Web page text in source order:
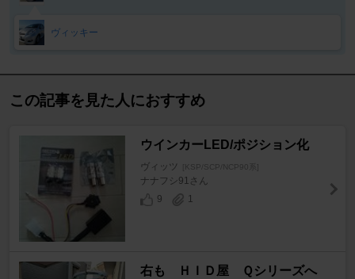
ヴィッキー
この記事を見た人におすすめ
ウインカーLED/ポジション化
ヴィッツ [KSP/SCP/NCP90系]
ナナフシ91さん
9
1
右も ＨＩＤ屋 Ｑシリーズへ